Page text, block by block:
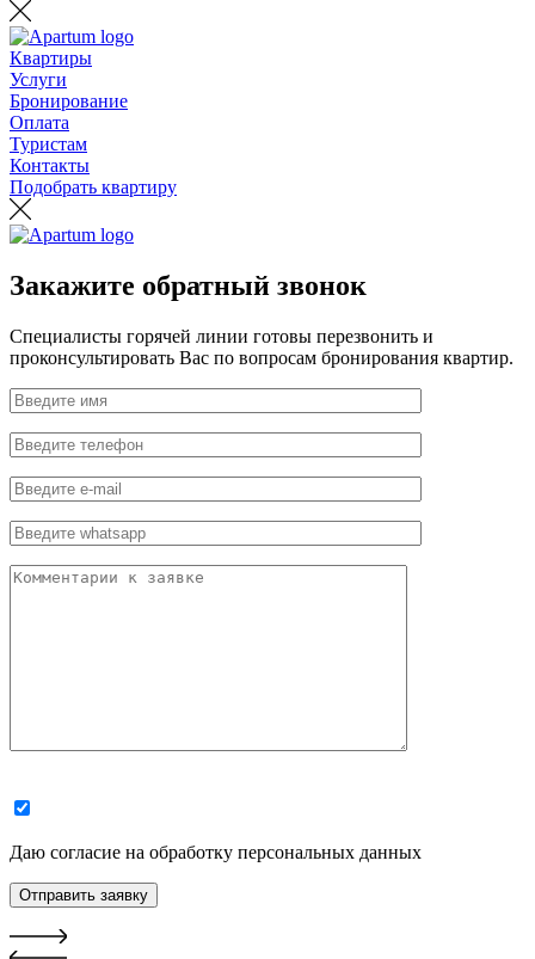
Квартиры
Услуги
Бронирование
Оплата
Туристам
Контакты
Подобрать квартиру
Закажите обратный звонок
Специалисты горячей линии готовы перезвонить и
проконсультировать Вас по вопросам бронирования квартир.
Даю согласие на обработку персональных данных
Отправить заявку